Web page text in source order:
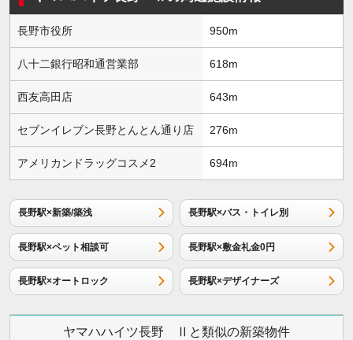
長野市役所 950m
八十二銀行昭和通営業部 618m
西友高田店 643m
セブンイレブン長野とんとん通り店 276m
アメリカンドラッグコスメ2 694m
長野駅×新築/築浅 長野駅×バス・トイレ別
長野駅×ペット相談可 長野駅×敷金礼金0円
長野駅×オートロック 長野駅×デザイナーズ
ヤマハハイツ長野 Ⅱと類似の新築物件